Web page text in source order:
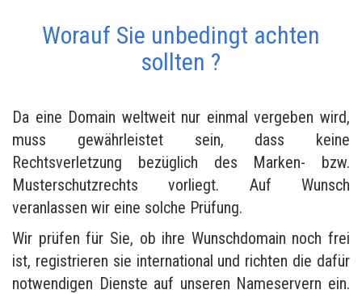
Worauf Sie unbedingt achten
sollten ?
Da eine Domain weltweit nur einmal vergeben wird,
muss gewährleistet sein, dass keine
Rechtsverletzung bezüglich des Marken- bzw.
Musterschutzrechts vorliegt. Auf Wunsch
veranlassen wir eine solche Prüfung.
Wir prüfen für Sie, ob ihre Wunschdomain noch frei
ist, registrieren sie international und richten die dafür
notwendigen Dienste auf unseren Nameservern ein.